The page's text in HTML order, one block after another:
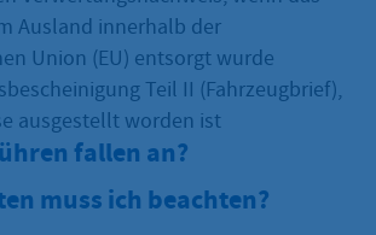
Ausland innerhalb der
Union (EU) entsorgt wurde
Teil II (Fahrzeugbrief),
ausgestellt worden ist
fallen an?
muss ich beachten?